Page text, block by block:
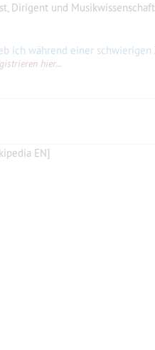
Dirigent und
schreibt Byron Adams. «Der dramatische erste Satz (Allegro
hier...
EN]